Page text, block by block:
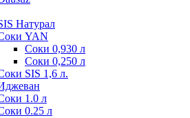
Натурал
YAN
Соки 0,930 л
Соки 0,250 л
SIS 1,6 л.
1.0 л
0.25 л